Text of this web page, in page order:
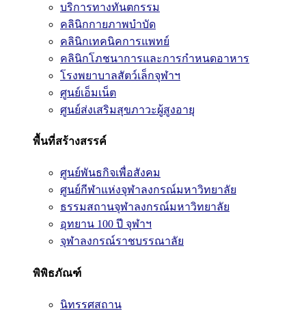
บริการทางทันตกรรม
คลินิกกายภาพบำบัด
คลินิกเทคนิคการแพทย์
คลินิกโภชนาการและการกำหนดอาหาร
โรงพยาบาลสัตว์เล็กจุฬาฯ
ศูนย์เอ็มเน็ต
ศูนย์ส่งเสริมสุขภาวะผู้สูงอายุ
พื้นที่สร้างสรรค์
ศูนย์พันธกิจเพื่อสังคม
ศูนย์กีฬาแห่งจุฬาลงกรณ์มหาวิทยาลัย
ธรรมสถานจุฬาลงกรณ์มหาวิทยาลัย
อุทยาน 100 ปี จุฬาฯ
จุฬาลงกรณ์ราชบรรณาลัย
พิพิธภัณฑ์
นิทรรศสถาน